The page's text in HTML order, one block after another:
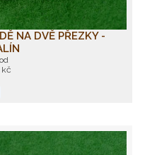
NA DVĚ PŘEZKY -
kč